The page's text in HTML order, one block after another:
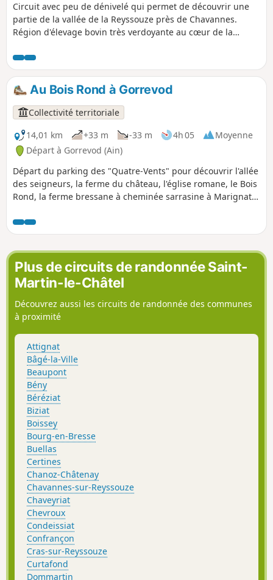
Circuit avec peu de dénivelé qui permet de découvrir une
partie de la vallée de la Reyssouze près de Chavannes.
Région d'élevage bovin très verdoyante au cœur de la
Au Bois Rond à Gorrevod
Collectivité territoriale
14,01 km
+33 m -33 m 4h 05
Moyenne
Départ à Gorrevod (Ain)
Départ du parking des "Quatre-Vents" pour découvrir l'allée
des seigneurs, la ferme du château, l'église romane, le Bois
Rond, la ferme bressane à cheminée sarrasine à Marignat.
le XIIe et XIIIe siècle sur une colline. En solitaire, entourée
de son cimetière, elle domine la voisine vallée de la
Reyssouze avec son clocher à pans coupés, brillant de
toutes ses tuiles vernissées.
Plus de circuits de randonnée Saint-
Martin-le-Châtel
Découvrez aussi les circuits de randonnée des communes
à proximité
Attignat
Bâgé-la-Ville
Beaupont
Bény
Béréziat
Biziat
Boissey
Bourg-en-Bresse
Buellas
Certines
Chanoz-Châtenay
Chavannes-sur-Reyssouze
Chaveyriat
Chevroux
Condeissiat
Confrançon
Cras-sur-Reyssouze
Curtafond
Dommartin